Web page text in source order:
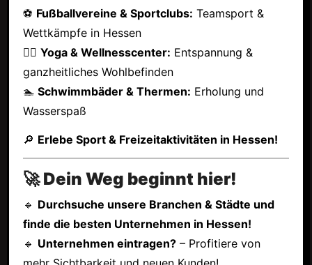
⚽ Fußballvereine & Sportclubs: Teamsport &
Wettkämpfe in Hessen
🧘‍♂️ Yoga & Wellnesscenter: Entspannung &
ganzheitliches Wohlbefinden
🏊 Schwimmbäder & Thermen: Erholung und
Wasserspaß
🔎 Erlebe Sport & Freizeitaktivitäten in Hessen!
🚀 Dein Weg beginnt hier!
🔹 Durchsuche unsere Branchen & Städte und
finde die besten Unternehmen in Hessen!
🔹 Unternehmen eintragen?– Profitiere von